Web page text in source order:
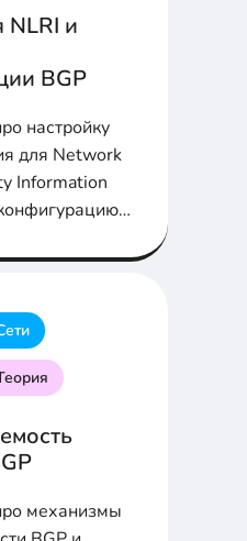
и
BGP
настройку
для Network
Information
механизмы